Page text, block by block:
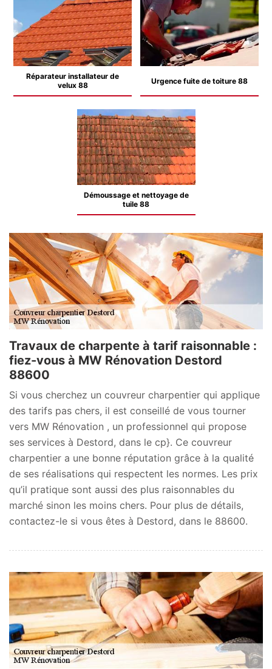
Réparateur installateur de
velux 88
Urgence fuite de toiture 88
Démoussage et nettoyage de
tuile 88
Travaux de charpente à tarif raisonnable :
fiez-vous à MW Rénovation Destord
88600
Si vous cherchez un couvreur charpentier qui applique
des tarifs pas chers, il est conseillé de vous tourner
vers MW Rénovation , un professionnel qui propose
ses services à Destord, dans le cp}. Ce couvreur
charpentier a une bonne réputation grâce à la qualité
de ses réalisations qui respectent les normes. Les prix
qu’il pratique sont aussi des plus raisonnables du
marché sinon les moins chers. Pour plus de détails,
contactez-le si vous êtes à Destord, dans le 88600.